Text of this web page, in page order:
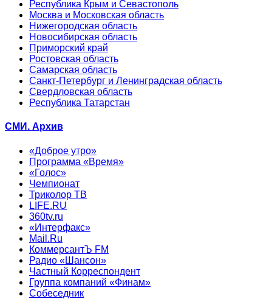
Республика Крым и Севастополь
Москва и Московская область
Нижегородская область
Новосибирская область
Приморский край
Ростовская область
Самарская область
Санкт-Петербург и Ленинградская область
Свердловская область
Республика Татарстан
СМИ. Архив
«Доброе утро»
Программа «Время»
«Голос»
Чемпионат
Триколор ТВ
LIFE.RU
360tv.ru
«Интерфакс»
Mail.Ru
КоммерсантЪ FM
Радио «Шансон»
Частный Корреспондент
Группа компаний «Финам»
Собеседник